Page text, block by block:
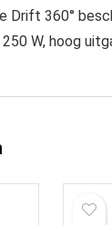
Drift 360°
W, hoog